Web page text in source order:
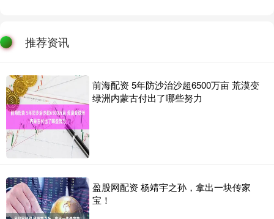
推荐资讯
前海配资 5年防沙治沙超6500万亩 荒漠变
绿洲内蒙古付出了哪些努力
盈股网配资 杨靖宇之孙，拿出一块传家
宝！